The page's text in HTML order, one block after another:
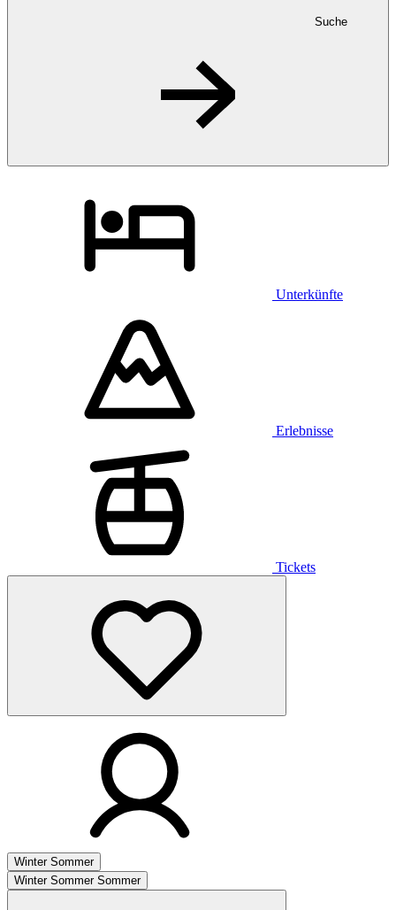
Suche
Unterkünfte
Erlebnisse
Tickets
Winter Sommer
Winter Sommer Sommer